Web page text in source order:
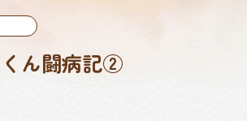
ん闘病記②